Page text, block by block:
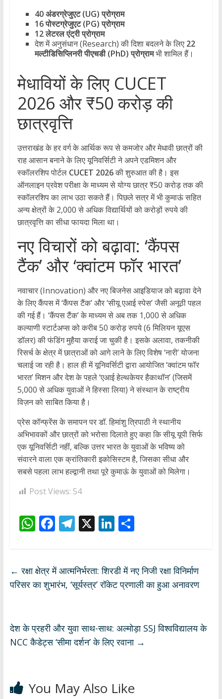
40 अंडरग्रेजुएट (UG) प्रोग्राम
16 पोस्टग्रेजुएट (PG) प्रोग्राम
12 लेटरल एंट्री प्रोग्राम
​देश में अनुसंधान (Research) की दिशा बदलने के लिए 22
मल्टीडिसिप्लिनरी पीएचडी (PhD) प्रोग्रामभी शामिल हैं।
​मेधावियों के लिए CUCET
2026 और ₹50 करोड़ की
छात्रवृत्ति
​उत्तराखंड के हर वर्ग के आर्थिक रूप से कमजोर और मेधावी छात्रों की
राह आसान बनाने के लिए यूनिवर्सिटी ने अपने एडमिशन और
स्कॉलरशिप पोर्टल CUCET 2026की शुरुआत की है। इस
ऑनलाइन प्रवेश परीक्षा के माध्यम से योग्य छात्र ₹50 करोड़ तक की
स्कॉलरशिप का लाभ उठा सकते हैं। पिछले सत्र में भी कुमाऊं सहित
अन्य क्षेत्रों के 2,000 से अधिक विद्यार्थियों को करोड़ों रुपये की
छात्रवृत्ति का सीधा फायदा मिला था।
​नए विचारों को बढ़ावा: ‘कैंपस
टैंक’ और ‘क्वांटम फॉर भारत’
​नवाचार (Innovation) और नए बिजनेस आइडियाज को बढ़ावा देने
के लिए कैंपस में ‘कैंपस टैंक’ और ‘सीयू एआई स्पेस’ जैसी अनूठी पहल
की गई हैं। ‘कैंपस टैंक’ के माध्यम से अब तक 1,000 से अधिक
कल्याणी स्टार्टअप्स को करीब 50 करोड़ रुपये (6 मिलियन यूएस
डॉलर) की फंडिंग मुहैया कराई जा चुकी है। इसके अलावा, तकनीकी
रिसर्च के क्षेत्र में छात्राओं को आगे लाने के लिए विशेष ‘नारी’ योजना
चलाई जा रही है। हाल ही में यूनिवर्सिटी द्वारा आयोजित ‘क्वांटम फॉर
भारत’ मिशन और देश के पहले ‘एआई हेल्थकेयर हैकाथॉन’ (जिसमें
5,000 से अधिक युवाओं ने हिस्सा लिया) ने संस्थान के राष्ट्रीय
विज़न को साबित किया है।
​प्रेस कॉन्फ्रेंस के समापन पर डॉ. हिमांशु त्रिपाठी ने स्थानीय
अभिभावकों और छात्रों को भरोसा दिलाते हुए कहा कि सीयू यूपी सिर्फ
एक यूनिवर्सिटी नहीं, बल्कि उत्तर भारत के युवाओं के भविष्य को
संवारने वाला एक क्रांतिकारी इकोसिस्टम है, जिसका सीधा और
सबसे पहला लाभ हल्द्वानी तथा पूरे कुमाऊं के युवाओं को मिलेगा।
Post Views: 54
W
s
A
F
b
o
k
T
gr
a
X Li
e
dI
S
e
← रक्षा क्षेत्र में आत्मनिर्भरता: शिरडी में नए निजी रक्षा विनिर्माण
परिसर का शुभारंभ, ‘सूर्यस्त्र’ रॉकेट प्रणाली का हुआ अनावरण
देश के प्रहरी और युवा साथ-साथ: अल्मोड़ा SSJ विश्वविद्यालय के
NCC कैडेट्स ‘सीमा दर्शन’ के लिए रवाना →
You May Also Like